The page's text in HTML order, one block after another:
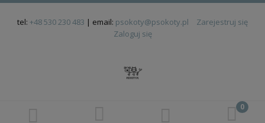
tel: +48 530 230 483 | email: psokoty@psokoty.pl
Zarejestruj się
Zaloguj się